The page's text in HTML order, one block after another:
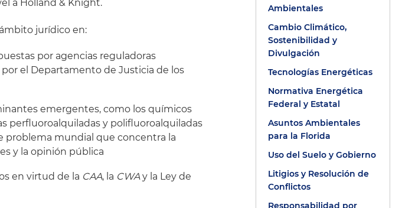
a Holland & Knight.
jurídico en:
por agencias reguladoras
el Departamento de Justicia de los
emergentes, como los químicos
perfluoroalquiladas y polifluoroalquiladas
problema mundial que concentra la
y la opinión pública
en virtud de la CAA, la CWAy la Ley de
Ambientales
Cambio Climático,
Sostenibilidad y
Divulgación
Tecnologías Energéticas
Normativa Energética
Federal y Estatal
Asuntos Ambientales
para la Florida
Uso del Suelo y Gobierno
Litigios y Resolución de
Conflictos
Responsabilidad por